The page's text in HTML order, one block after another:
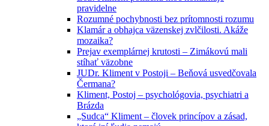
pravidelne
Rozumné pochybnosti bez prítomnosti rozumu
Klamár a obhajca väzenskej zvlčilosti. Akáže
mozaika?
Prejav exemplárnej krutosti – Zimákovú mali
stíhať väzobne
JUDr. Kliment v Postoji – Beňová usvedčovala
Čermana?
Kliment, Postoj – psychológovia, psychiatri a
Brázda
„Sudca“ Kliment – človek princípov a zásad,